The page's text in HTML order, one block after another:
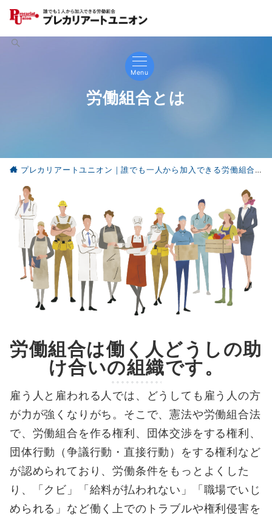
Menu
労働組合とは
プレカリアートユニオン｜誰でも一人から加入できる労働組合
労働組合は働く人どうしの助
け合いの組織です。
雇う人と雇われる人では、どうしても雇う人の方
が力が強くなりがち。そこで、憲法や労働組合法
で、労働組合を作る権利、団体交渉をする権利、
団体行動（争議行動・直接行動）をする権利など
が認められており、労働条件をもっとよくした
り、「クビ」「給料が払われない」「職場でいじ
められる」など働く上でのトラブルや権利侵害を